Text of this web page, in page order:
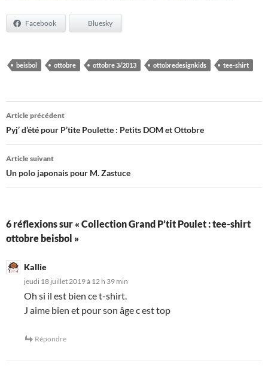
Facebook Bluesky
beisbol ottobre ottobre 3/2013 ottobredesignkids tee-shirt
Navigation
des
articles
Article précédent
Pyj’ d’été pour P’tite Poulette : Petits DOM et Ottobre
Article suivant
Un polo japonais pour M. Zastuce
6 réflexions sur « Collection Grand P’tit Poulet : tee-shirt
ottobre beisbol »
Kallie
jeudi 18 juillet 2019 à 12 h 39 min
Oh si il est bien ce t-shirt.
J aime bien et pour son âge c est top
Répondre